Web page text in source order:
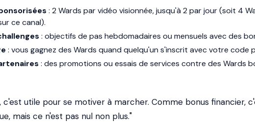
: 2 Wards par vidéo visionnée, jusqu'à 2 par jour (soit 4
ce canal).
: objectifs de pas hebdomadaires ou mensuels avec des
: vous gagnez des Wards quand quelqu'un s'inscrit avec votre code
: des promotions ou essais de services contre des Wards
c'est utile pour se motiver à marcher. Comme bonus financier,
mais ce n'est pas nul non plus."